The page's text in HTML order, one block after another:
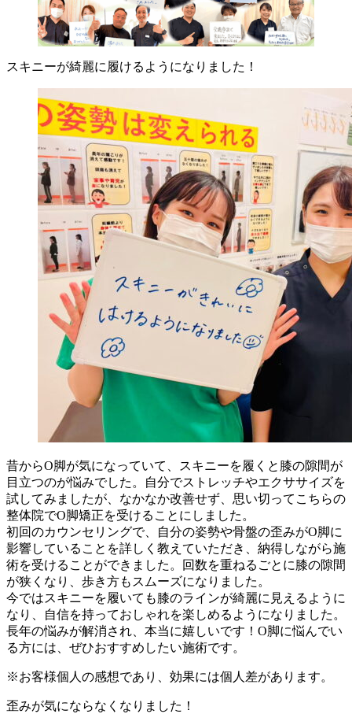
スキニーが綺麗に履けるようになりました！
昔からO脚が気になっていて、スキニーを履くと膝の隙間が
目立つのが悩みでした。自分でストレッチやエクササイズを
試してみましたが、なかなか改善せず、思い切ってこちらの
整体院でO脚矯正を受けることにしました。
初回のカウンセリングで、自分の姿勢や骨盤の歪みがO脚に
影響していることを詳しく教えていただき、納得しながら施
術を受けることができました。回数を重ねるごとに膝の隙間
が狭くなり、歩き方もスムーズになりました。
今ではスキニーを履いても膝のラインが綺麗に見えるように
なり、自信を持っておしゃれを楽しめるようになりました。
長年の悩みが解消され、本当に嬉しいです！O脚に悩んでい
る方には、ぜひおすすめしたい施術です。
※お客様個人の感想であり、効果には個人差があります。
歪みが気にならなくなりました！